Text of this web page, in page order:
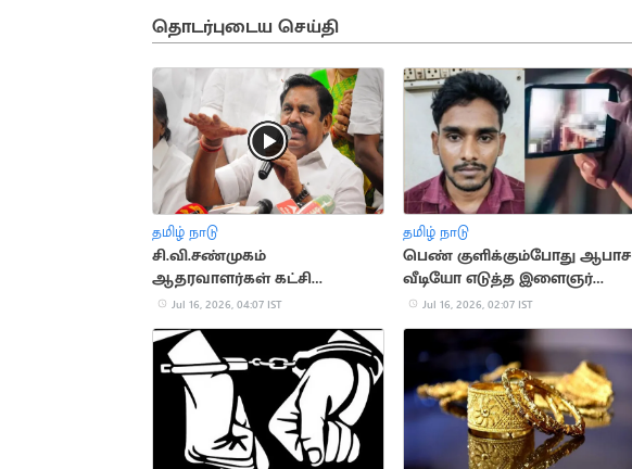
தொடர்புடைய செய்தி
தமிழ் நாடு
சி.வி.சண்முகம்
ஆதரவாளர்கள் கட்சி
பொறுப்பில் இருந்து நீக்கம்
Jul 16, 2026, 04:07 IST
தமிழ் நாடு
பெண் குளிக்கும்போது ஆபாச
வீடியோ எடுத்த இளைஞர்
கைது
Jul 16, 2026, 02:07 IST